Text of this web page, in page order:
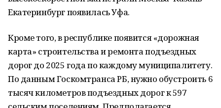
Екатеринбург появилась Уфа.
Кроме того, в республике появится «дорожная
карта» строительства и ремонта подъездных
дорог до 2025 года по каждому муниципалитету.
По данным Госкомтранса РБ, нужно обустроить 6
тысяч километров подъездных дорог к 597